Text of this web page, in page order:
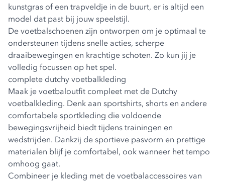
kunstgras of een trapveldje in de buurt, er is altijd een
model dat past bij jouw speelstijl.
De voetbalschoenen zijn ontworpen om je optimaal te
ondersteunen tijdens snelle acties, scherpe
draaibewegingen en krachtige schoten. Zo kun jij je
volledig focussen op het spel.
complete dutchy voetbalkleding
Maak je voetbaloutfit compleet met de Dutchy
voetbalkleding. Denk aan sportshirts, shorts en andere
comfortabele sportkleding die voldoende
bewegingsvrijheid biedt tijdens trainingen en
wedstrijden. Dankzij de sportieve pasvorm en prettige
materialen blijf je comfortabel, ook wanneer het tempo
omhoog gaat.
Combineer je kleding met de voetbalaccessoires van